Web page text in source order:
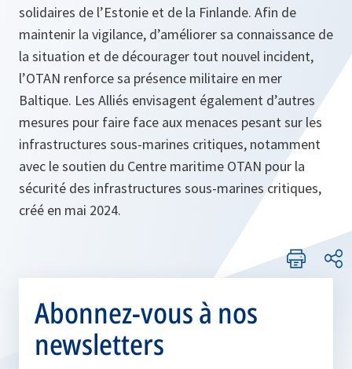
solidaires de l’Estonie et de la Finlande. Afin de
maintenir la vigilance, d’améliorer sa connaissance de
la situation et de décourager tout nouvel incident,
l’OTAN renforce sa présence militaire en mer
Baltique. Les Alliés envisagent également d’autres
mesures pour faire face aux menaces pesant sur les
infrastructures sous-marines critiques, notamment
avec le soutien du Centre maritime OTAN pour la
sécurité des infrastructures sous-marines critiques,
créé en mai 2024.
Abonnez-vous à nos
newsletters